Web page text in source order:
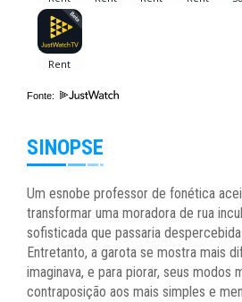
Fonte:
SINOPSE
Um esnobe professor de fonética
transformar uma moradora de rua
sofisticada que passaria
Entretanto, a garota se mostra mais
imaginava, e para piorar, seus modos
contraposição aos mais simples e